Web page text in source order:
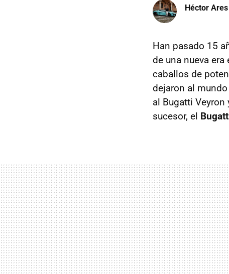
Héctor Ares
Han pasado 15
de una nueva
caballos de
dejaron al
al Bugatti
sucesor, el